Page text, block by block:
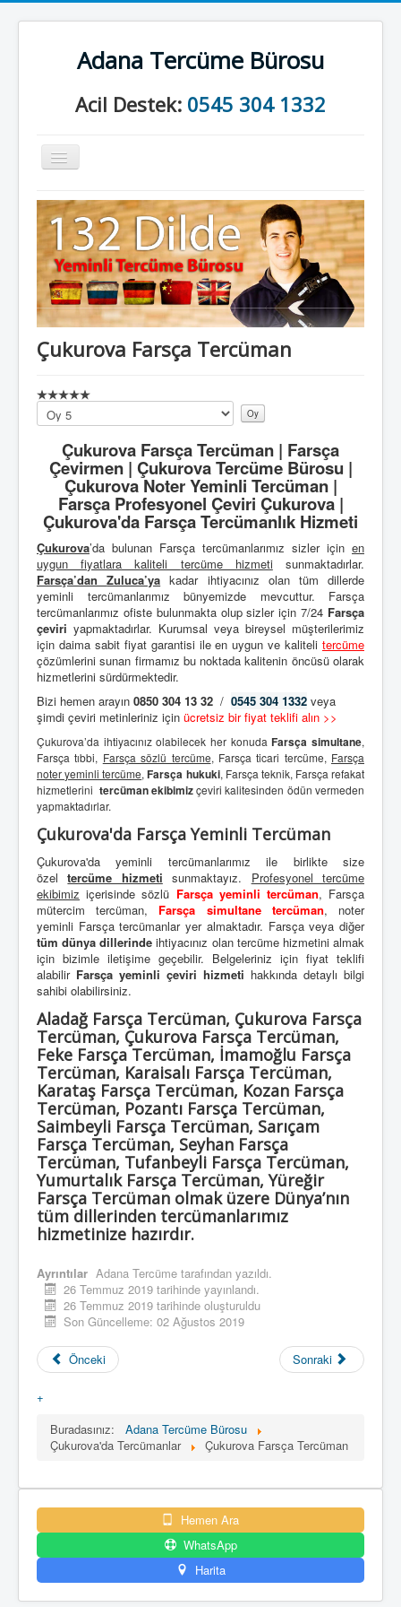
Adana Tercüme Bürosu
Acil Destek: 0545 304 1332
Gezinme
geçişini
Anasayfa
Kurumsal
Neler Yapıyoruz?
İletişim
Çukurova Farsça Tercüman
Lütfen
oylayın
Çukurova Farsça Tercüman | Farsça
Çevirmen | Çukurova Tercüme Bürosu |
Çukurova Noter Yeminli Tercüman |
Farsça Profesyonel Çeviri Çukurova |
Çukurova'da Farsça Tercümanlık Hizmeti
Çukurova’da bulunan Farsça tercümanlarımız sizler için en
uygun fiyatlara kaliteli tercüme hizmetisunmaktadırlar.
Farsça’dan Zuluca’ya kadar ihtiyacınız olan tüm dillerde
yeminli tercümanlarımız bünyemizde mevcuttur. Farsça
tercümanlarımız ofiste bulunmakta olup sizler için 7/24 Farsça
çeviri yapmaktadırlar. Kurumsal veya bireysel müşterilerimiz
için daima sabit fiyat garantisi ile en uygun ve kaliteli tercüme
çözümlerini sunan firmamız bu noktada kalitenin öncüsü olarak
hizmetlerini sürdürmektedir.
Bizi hemen arayın 0850 304 13 32 / 0545 304 1332 veya
şimdi çeviri metinleriniz için ücretsiz bir fiyat teklifi alın >>
Çukurova’da ihtiyacınız olabilecek her konudaFarsça simultane,
Farsça tıbbi, Farsça sözlü tercüme, Farsça ticari tercüme, Farsça
noter yeminli tercüme,Farsça hukuki, Farsça teknik, Farsça refakat
hizmetlerini tercüman ekibimizçeviri kalitesinden ödün vermeden
yapmaktadırlar.
Çukurova'da Farsça Yeminli Tercüman
Çukurova'da yeminli tercümanlarımız ile birlikte size
özeltercüme hizmeti sunmaktayız. Profesyonel tercüme
ekibimiz içerisinde sözlü Farsça yeminli tercüman, Farsça
mütercim tercüman, Farsça simultane tercüman, noter
yeminli Farsça tercümanlar yer almaktadır. Farsça veya diğer
tüm dünya dillerinde ihtiyacınız olan tercüme hizmetini almak
için bizimle iletişime geçebilir. Belgeleriniz için fiyat teklifi
alabilir Farsça yeminli çeviri hizmeti hakkında detaylı bilgi
sahibi olabilirsiniz.
Aladağ Farsça Tercüman, Çukurova Farsça
Tercüman, Çukurova Farsça Tercüman,
Feke Farsça Tercüman, İmamoğlu Farsça
Tercüman, Karaisalı Farsça Tercüman,
Karataş Farsça Tercüman, Kozan Farsça
Tercüman, Pozantı Farsça Tercüman,
Saimbeyli Farsça Tercüman, Sarıçam
Farsça Tercüman, Seyhan Farsça
Tercüman, Tufanbeyli Farsça Tercüman,
Yumurtalık Farsça Tercüman, Yüreğir
Farsça Tercüman olmak üzere Dünya’nın
tüm dillerinden tercümanlarımız
hizmetinize hazırdır.
Ayrıntılar Adana Tercüme tarafından yazıldı.
26 Temmuz 2019 tarihinde yayınlandı.
26 Temmuz 2019 tarihinde oluşturuldu
Son Güncelleme: 02 Ağustos 2019
Önceki Sonraki
+
Buradasınız:
Adana Tercüme Bürosu
Çukurova'da Tercümanlar
Çukurova Farsça Tercüman
Hemen Ara
WhatsApp
Harita